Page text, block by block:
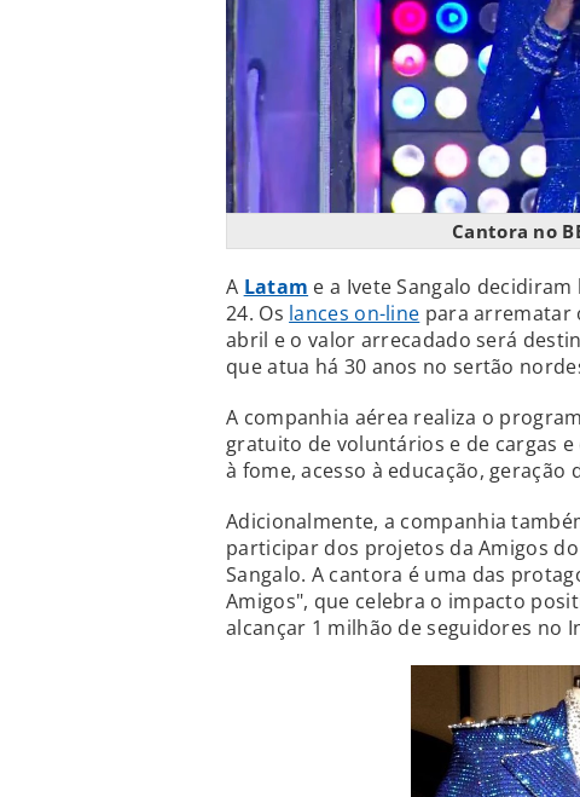
Cantora no
A Latam e a Ivete Sangalo
24. Os lances on-line para arrematar
abril e o valor arrecadado será
que atua há 30 anos no sertão
A companhia aérea realiza o
gratuito de voluntários e de cargas
à fome, acesso à educação,
Adicionalmente, a companhia
participar dos projetos da Amigos
Sangalo. A cantora é uma das
Amigos", que celebra o impacto
alcançar 1 milhão de seguidores no